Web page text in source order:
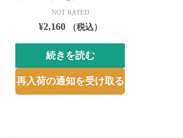
NOT RATED
¥2,160 （税込）
続きを読む
再入荷の通知を受け取る